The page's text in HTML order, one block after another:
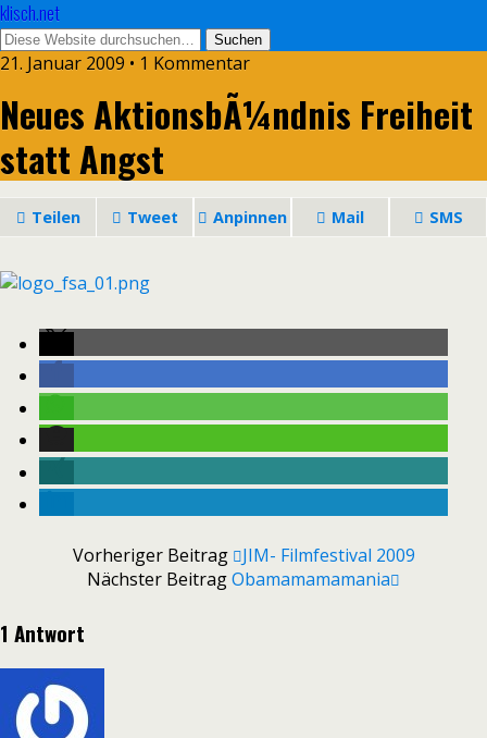
klisch.net
21. Januar 2009 • 1 Kommentar
Neues AktionsbÃ¼ndnis Freiheit
statt Angst
Teilen Tweet Anpinnen Mail SMS
Vorheriger Beitrag
JIM- Filmfestival 2009
Nächster BeitragObamamamamania
1 Antwort